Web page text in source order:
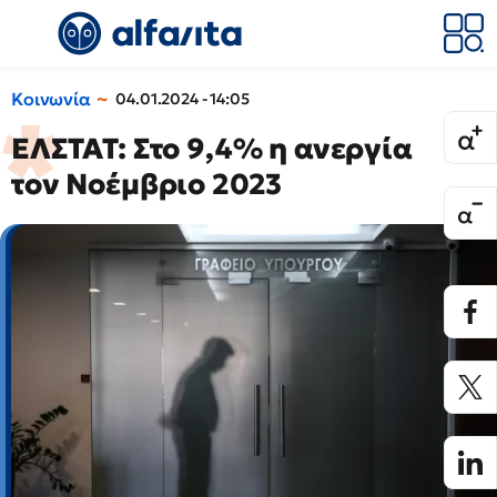
Κοινωνία 04.01.2024 - 14:05
ΕΛΣΤΑΤ: Στο 9,4% η ανεργία
τον Νοέμβριο 2023